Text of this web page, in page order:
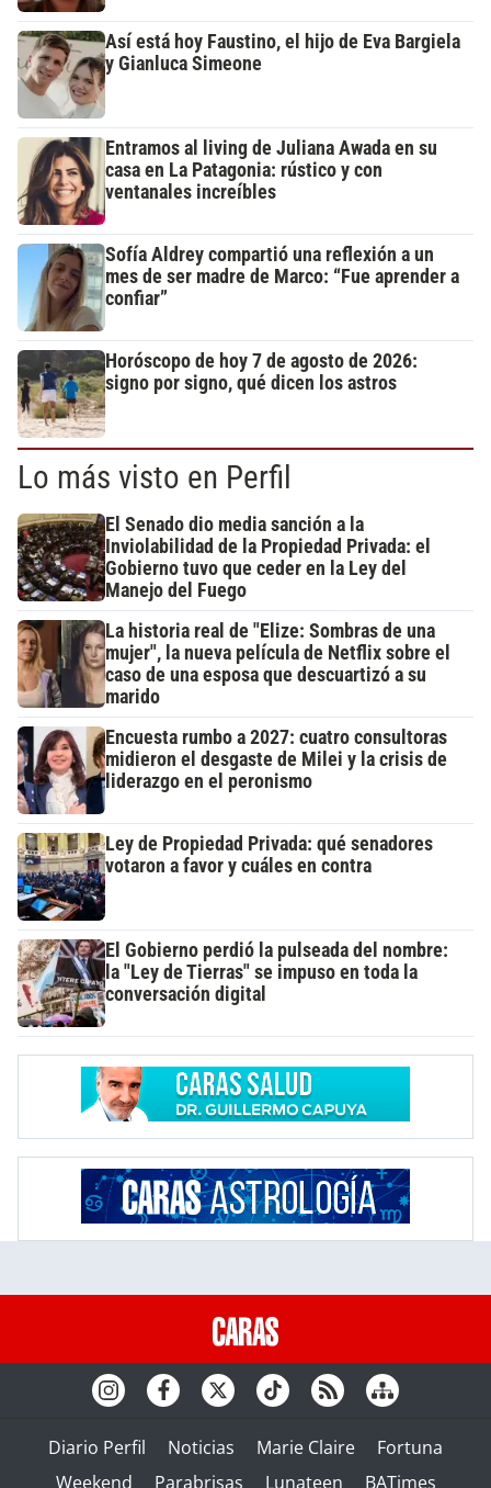
Así está hoy Faustino, el hijo de Eva Bargiela
y Gianluca Simeone
Entramos al living de Juliana Awada en su
casa en La Patagonia: rústico y con
ventanales increíbles
Sofía Aldrey compartió una reflexión a un
mes de ser madre de Marco: “Fue aprender a
confiar”
Horóscopo de hoy 7 de agosto de 2026:
signo por signo, qué dicen los astros
Lo más visto en Perfil
El Senado dio media sanción a la
Inviolabilidad de la Propiedad Privada: el
Gobierno tuvo que ceder en la Ley del
Manejo del Fuego
La historia real de "Elize: Sombras de una
mujer", la nueva película de Netflix sobre el
caso de una esposa que descuartizó a su
marido
Encuesta rumbo a 2027: cuatro consultoras
midieron el desgaste de Milei y la crisis de
liderazgo en el peronismo
Ley de Propiedad Privada: qué senadores
votaron a favor y cuáles en contra
El Gobierno perdió la pulseada del nombre:
la "Ley de Tierras" se impuso en toda la
conversación digital
Diario Perfil Noticias Marie Claire
Fortuna
Weekend
Parabrisas Lunateen BATimes